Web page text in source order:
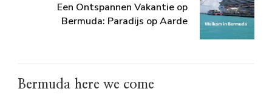
Een Ontspannen Vakantie op
Bermuda: Paradijs op Aarde
Bermuda here we come